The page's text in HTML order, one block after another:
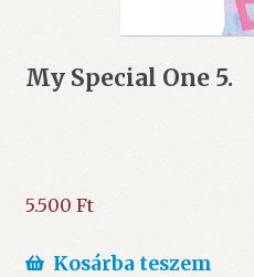
My Special One 5.
5.500 Ft
Kosárba teszem